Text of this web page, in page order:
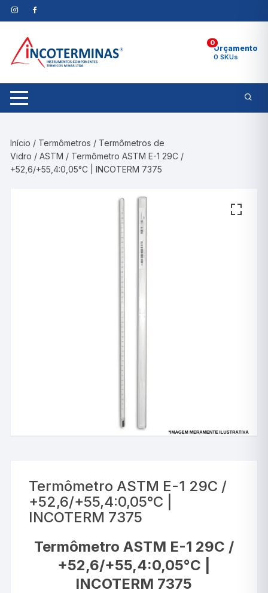
Pular
para
conteúdo
0
Orçamento
0 SKUs
Início / Termômetros / Termômetros de
Vidro /ASTM / Termômetro ASTM E-1 29C /
+52,6/+55,4:0,05°C | INCOTERM 7375
Termômetro ASTM E-1 29C /
+52,6/+55,4:0,05°C |
INCOTERM 7375
Termômetro ASTM E-1 29C /
+52,6/+55,4:0,05°C |
INCOTERM 7375